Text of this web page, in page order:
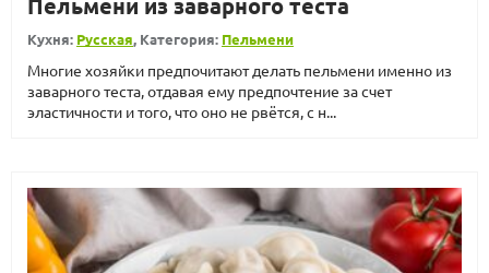
Кухня: Русская, Категория: Пельмени
Многие хозяйки предпочитают делать пельмени именно из
заварного теста, отдавая ему предпочтение за счет
эластичности и того, что оно не рвётся, с н...